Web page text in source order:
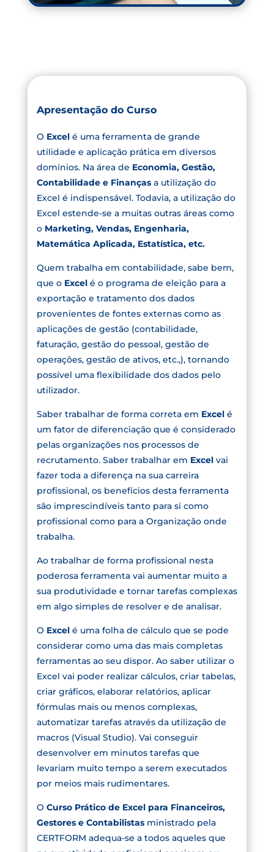
Apresentação do Curso
O Excelé uma ferramenta de grande
utilidade e aplicação prática em diversos
domínios. Na área de Economia, Gestão,
Contabilidade e Finançasa utilização do
Excel é indispensável. Todavia, a utilização do
Excel estende-se a muitas outras áreas como
o Marketing, Vendas, Engenharia,
Matemática Aplicada, Estatística, etc.
Quem trabalha em contabilidade, sabe bem,
que o Excelé o programa de eleição para a
exportação e tratamento dos dados
provenientes de fontes externas como as
aplicações de gestão (contabilidade,
faturação, gestão do pessoal, gestão de
operações, gestão de ativos, etc.,), tornando
possível uma flexibilidade dos dados pelo
utilizador.
Saber trabalhar de forma correta em Excelé
um fator de diferenciação que é considerado
pelas organizações nos processos de
recrutamento. Saber trabalhar em Excelvai
fazer toda a diferença na sua carreira
profissional, os benefícios desta ferramenta
são imprescindíveis tanto para si como
profissional como para a Organização onde
trabalha.
Ao trabalhar de forma profissional nesta
poderosa ferramenta vai aumentar muito a
sua produtividade e tornar tarefas complexas
em algo simples de resolver e de analisar.
O Excelé uma folha de cálculo que se pode
considerar como uma das mais completas
ferramentas ao seu dispor. Ao saber utilizar o
Excel vai poder realizar cálculos, criar tabelas,
criar gráficos, elaborar relatórios, aplicar
fórmulas mais ou menos complexas,
automatizar tarefas através da utilização de
macros (Visual Studio). Vai conseguir
desenvolver em minutos tarefas que
levariam muito tempo a serem executados
por meios mais rudimentares.
O Curso Prático de Excel para Financeiros,
Gestores e Contabilistasministrado pela
CERTFORM adequa-se a todos aqueles que